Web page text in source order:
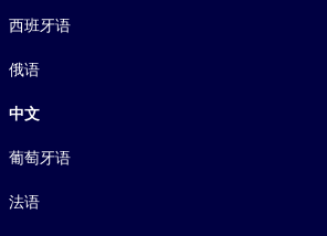
西班牙语
俄语
中文
葡萄牙语
法语